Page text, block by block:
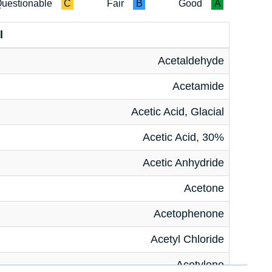
A
Good
B
Fair
C
Acetaldehyde
Acetamide
Acetic Acid, Glacial
Acetic Acid, 30%
Acetic Anhydride
Acetone
Acetophenone
Acetyl Chloride
Acetylene